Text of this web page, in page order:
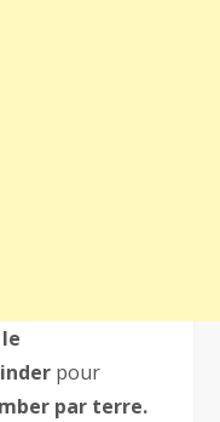
le
pour
par terre.